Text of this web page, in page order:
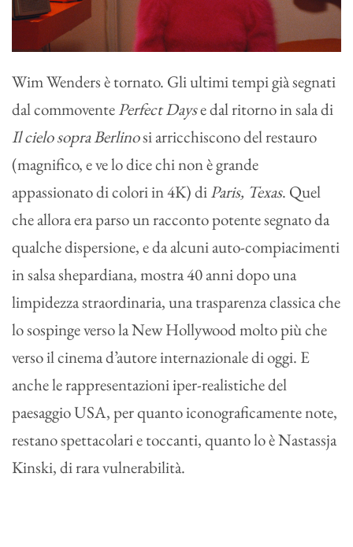
Wim Wenders è tornato. Gli ultimi tempi già segnati
dal commoventePerfect Dayse dal ritorno in sala di
Il cielo sopra Berlinosi arricchiscono del restauro
(magnifico, e ve lo dice chi non è grande
appassionato di colori in 4K) diParis, Texas. Quel
che allora era parso un racconto potente segnato da
qualche dispersione, e da alcuni auto-compiacimenti
in salsa shepardiana, mostra 40 anni dopo una
limpidezza straordinaria, una trasparenza classica che
lo sospinge verso la New Hollywood molto più che
verso il cinema d’autore internazionale di oggi. E
anche le rappresentazioni iper-realistiche del
paesaggio USA, per quanto iconograficamente note,
restano spettacolari e toccanti, quanto lo è Nastassja
Kinski, di rara vulnerabilità.